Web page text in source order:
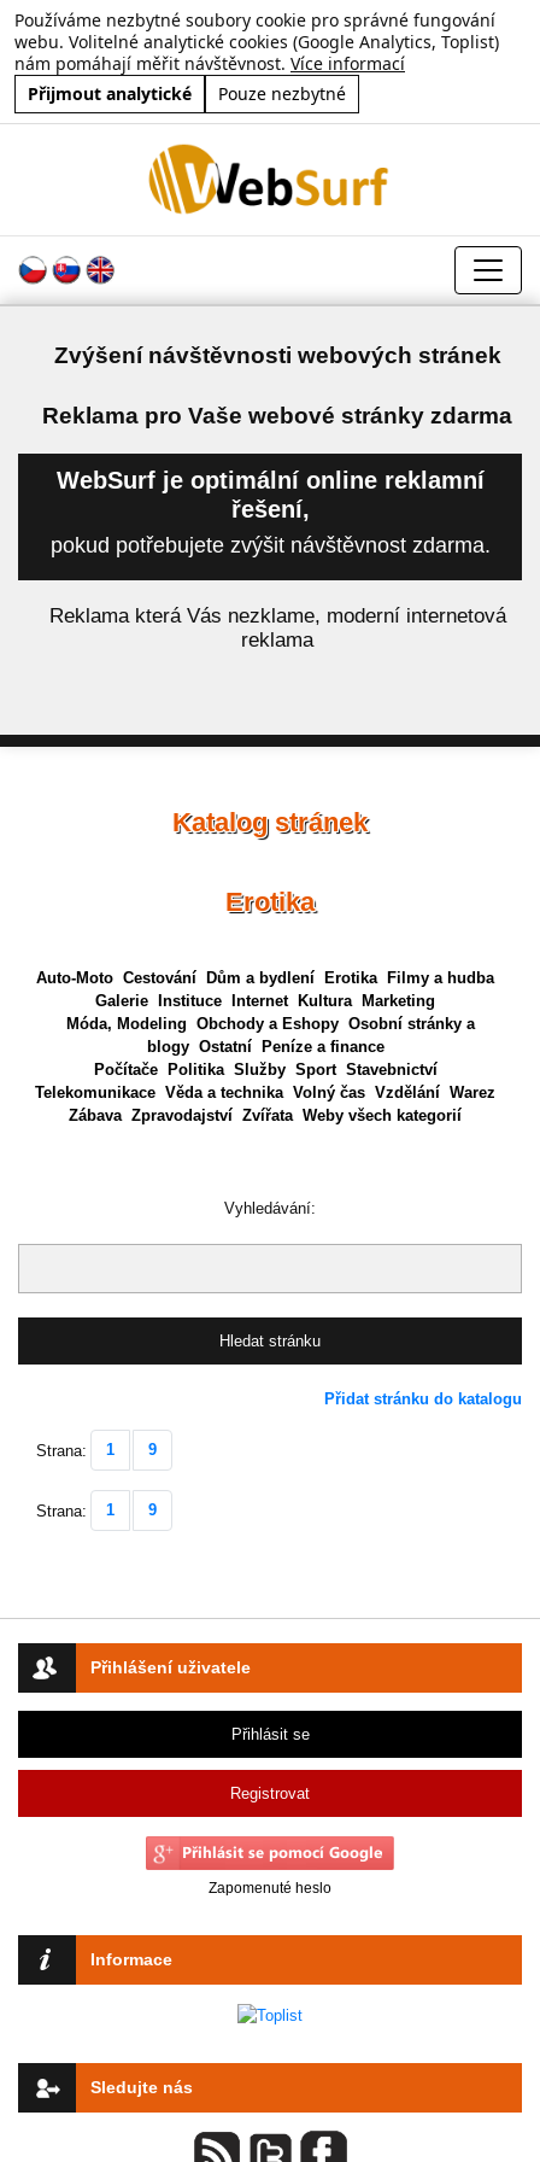
Používáme nezbytné soubory cookie pro správné fungování
webu. Volitelné analytické cookies (Google Analytics, Toplist)
nám pomáhají měřit návštěvnost. Více informací
Přijmout analytické
Pouze nezbytné
Zvýšení návštěvnosti webových stránek
Reklama pro Vaše webové stránky zdarma
WebSurf je optimální online reklamní
řešení,
pokud potřebujete zvýšit návštěvnost zdarma.
Reklama která Vás nezklame, moderní internetová
reklama
Přihlášení uživatele
Přihlásit se
Registrovat
Zapomenuté heslo
Informace
Sledujte nás
Katalog stránek
Erotika
Auto-Moto Cestování Dům a bydlení Erotika
Filmy a hudba
Galerie
Instituce Internet Kultura
Marketing
Móda, Modeling Obchody a Eshopy Osobní stránky a
blogy Ostatní
Peníze a finance
Počítače
Politika Služby Sport Stavebnictví
Telekomunikace Věda a technika Volný čas Vzdělání Warez
Zábava Zpravodajství Zvířata Weby všech kategorií
Vyhledávání:
Přidat stránku do katalogu
Strana: 1 9
Strana: 1 9